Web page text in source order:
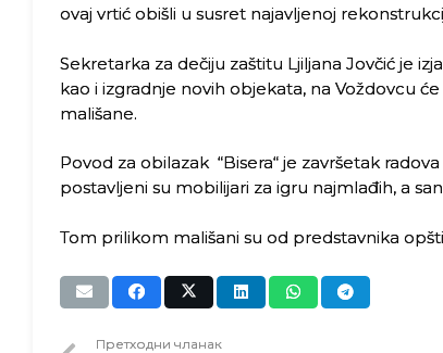
ovaj vrtić obišli u susret najavljenoj
Sekretarka za dečiju zaštitu Ljiljana Jovčić je
kao i izgradnje novih objekata, na Voždovcu
mališane.
Povod za obilazak “Bisera“ je završetak
postavljeni su mobilijari za igru najmlađih, a
Tom prilikom mališani su od predstavnika
Претходни чланак